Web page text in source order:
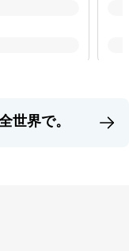
世界で。